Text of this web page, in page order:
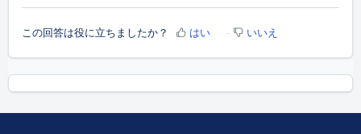
この回答は役に立ちましたか？ はい いいえ